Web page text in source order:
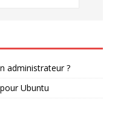
administrateur ?
Ubuntu